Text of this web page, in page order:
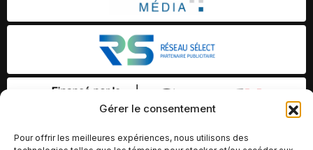
Gérer le consentement
Pour offrir les meilleures expériences, nous utilisons des